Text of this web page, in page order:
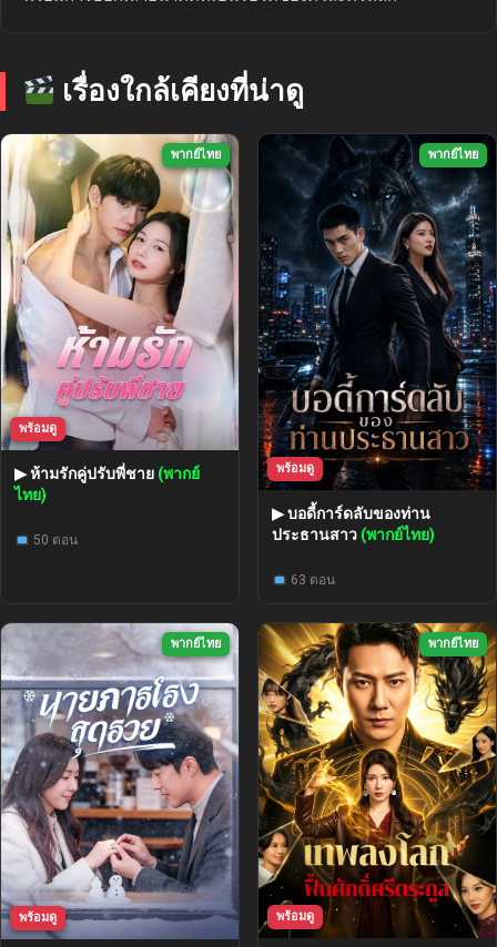
เรื่องใกล้เคียงที่น่าดู
พากย์ไทย
พร้อมดู
▶ ห้ามรักคู่ปรับพี่ชาย (พากย์
ไทย)
50 ตอน
พากย์ไทย
พร้อมดู
▶ บอดี้การ์ดลับของท่าน
ประธานสาว (พากย์ไทย)
63 ตอน
พากย์ไทย
พร้อมดู
พากย์ไทย
พร้อมดู